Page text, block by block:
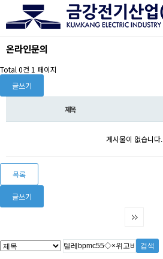
온라인문의
Total 0건 1 페이지
글쓰기
제목
게시물이 없습니다.
목록
글쓰기